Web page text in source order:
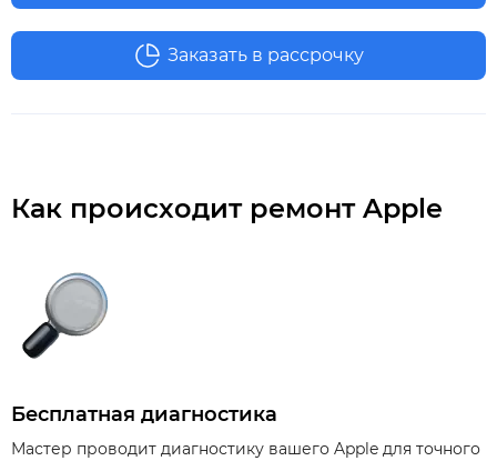
Заказать в рассрочку
Как происходит ремонт Apple
Бесплатная диагностика
Мастер проводит диагностику вашего Apple для точного